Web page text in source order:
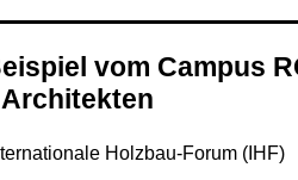
vom Campus
Holzbau-Forum (IHF)